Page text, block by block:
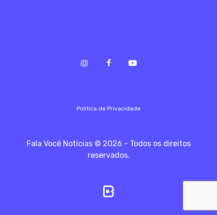
Política de Privacidade
Fala Você Notícias © 2026 - Todos os direitos
reservados.